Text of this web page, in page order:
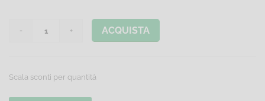
ACQUISTA
Scala sconti per quantità